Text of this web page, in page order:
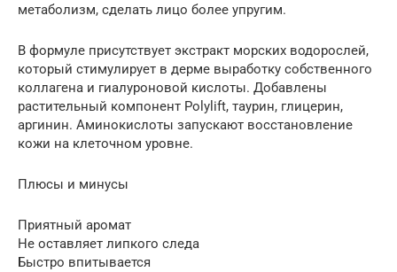
метаболизм, сделать лицо более упругим.
В формуле присутствует экстракт морских водорослей,
который стимулирует в дерме выработку собственного
коллагена и гиалуроновой кислоты. Добавлены
растительный компонент Polylift, таурин, глицерин,
аргинин. Аминокислоты запускают восстановление
кожи на клеточном уровне.
Плюсы и минусы
Приятный аромат
Не оставляет липкого следа
Быстро впитывается